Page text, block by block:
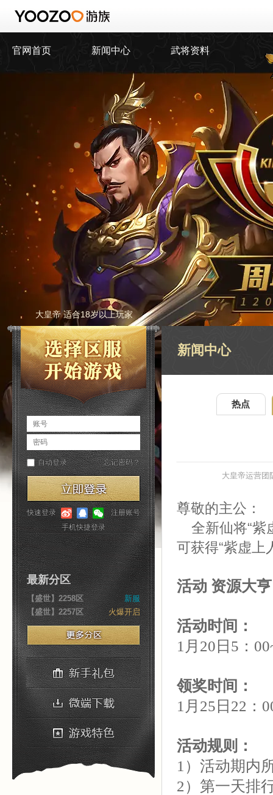
官网首页 新闻中心 武将资料
大皇帝 适合18岁以上玩家
最新分区
新服
【盛世】2258区
火爆开启
【盛世】2257区
新闻中心
热点
大皇帝运营
尊敬的主公：
全新仙将“紫
可获得“紫虚上
活动 资源大亨
活动时间：
1月20日5：
领奖时间：
1月25日22：
活动规则：
1）活动期内
2）第一天排